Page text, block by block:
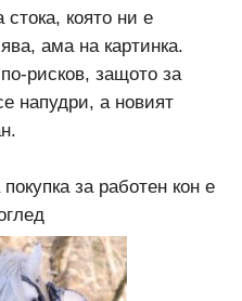
която ни е
ама на картинка.
рисков, защото за
напудри, а новият
за работен кон е